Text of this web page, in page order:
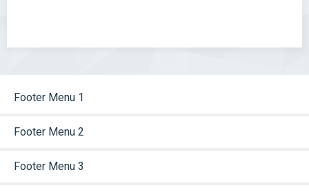
Footer Menu 1
Footer Menu 2
Footer Menu 3